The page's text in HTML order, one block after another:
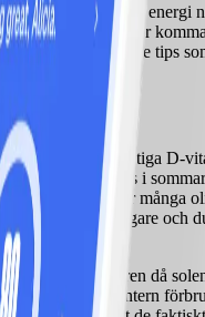
att ladda med ny energi
kropp. Alla behöver
några uppiggande tips
och sömn.
lägst av det viktiga D-
vi vistas utomhus i
kraft och påverkar många
stärks, du blir piggare och
av dem.
under sommaren då
huden. Under vintern